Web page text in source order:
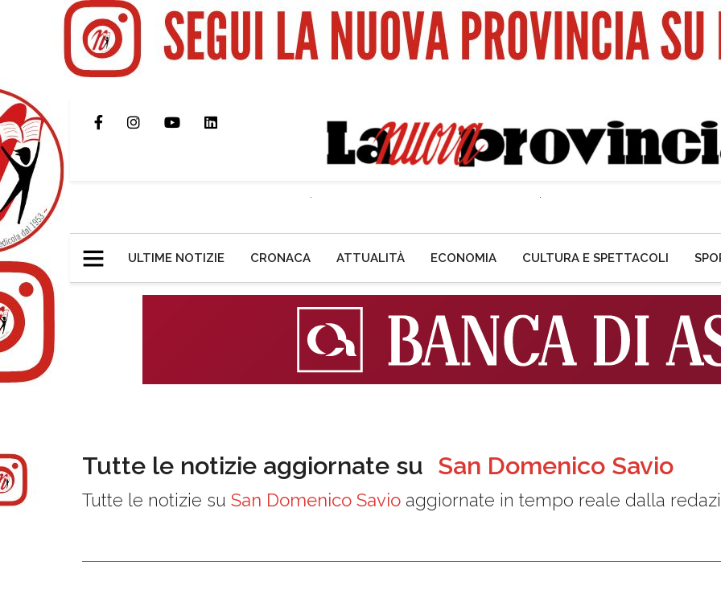
ULTIME NOTIZIE CRONACA ATTUALITÀ ECONOMIA CULTURA E SPETTACOLI
Tutte le notizie aggiornate su San Domenico Savio
Tutte le notizie su San Domenico Savio aggiornate in tempo reale dalla